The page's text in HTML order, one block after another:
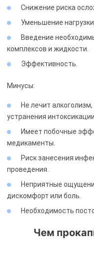
Снижение риска
Уменьшение
Введение
комплексов и жидкости.
Эффективность.
Минусы:
Не лечит
устранения
Имеет побочные
медикаменты.
Риск занесения
проведения.
Неприятные
дискомфорт или боль.
Необходимость
Чем